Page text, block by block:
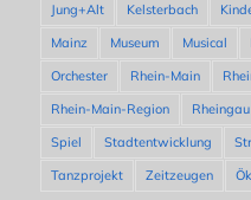
Jung+Alt
Kelsterbach
Mainz
Museum Musical
Orchester
Rhein-Main
Rhein-Main-Region
Rheingau
Spiel
Stadtentwicklung
Tanzprojekt
Zeitzeugen